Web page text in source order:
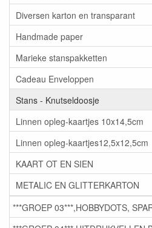
Diversen karton en transparant
Handmade paper
Marieke stanspakketten
Cadeau Enveloppen
Stans - Knutseldoosje
Linnen opleg-kaartjes 10x14,5cm
Linnen opleg-kaartjes12,5x12,5cm
KAART OT EN SIEN
METALIC EN GLITTERKARTON
***GROEP 03***,HOBBYDOTS,